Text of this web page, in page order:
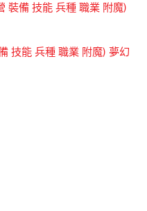
裝備 技能 兵種 職業 附魔)
技能 兵種 職業 附魔) 夢幻